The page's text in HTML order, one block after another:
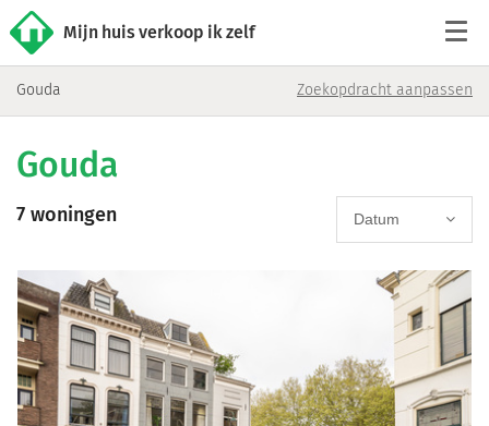
Mijn huis verkoop ik zelf
Gouda Zoekopdracht aanpassen
Gouda
7 woningen Datum